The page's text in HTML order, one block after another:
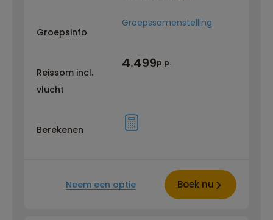
Groepsinfo
Groepssamenstelling
Reissom incl.
vlucht
4.499p.p.
Berekenen
Neem een optie Boek nu